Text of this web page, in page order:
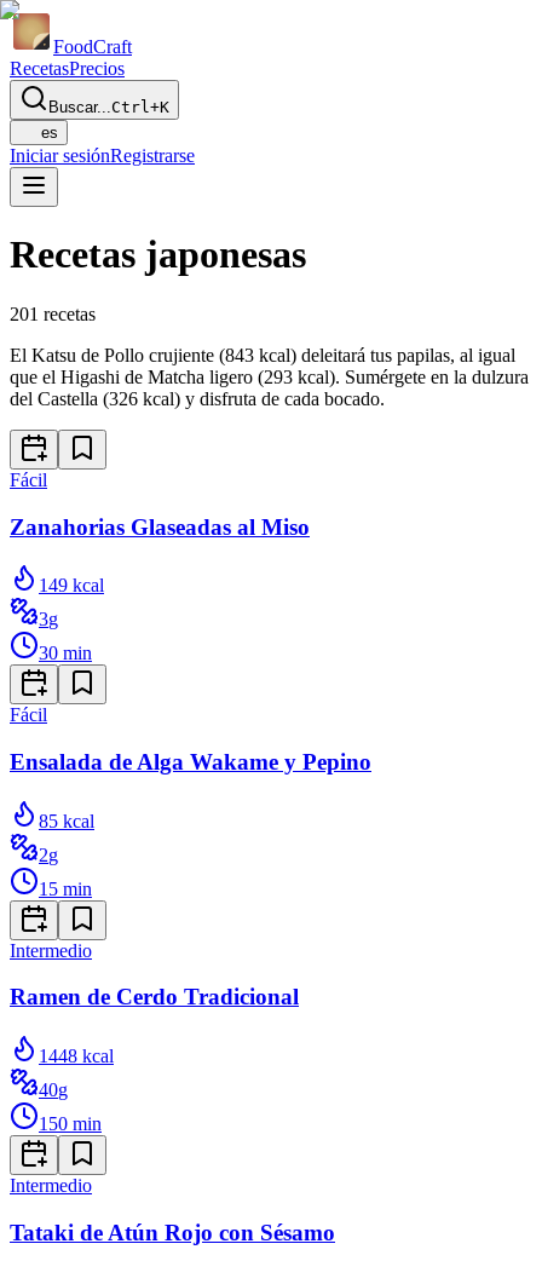
FoodCraft
RecetasPrecios
Buscar...Ctrl+K
es
Iniciar sesiónRegistrarse
Recetas japonesas
201 recetas
El Katsu de Pollo crujiente (843 kcal) deleitará tus papilas, al igual
que el Higashi de Matcha ligero (293 kcal). Sumérgete en la dulzura
del Castella (326 kcal) y disfruta de cada bocado.
Fácil
Zanahorias Glaseadas al Miso
149 kcal
3g
30 min
Fácil
Ensalada de Alga Wakame y Pepino
85 kcal
2g
15 min
Intermedio
Ramen de Cerdo Tradicional
1448 kcal
40g
150 min
Intermedio
Tataki de Atún Rojo con Sésamo